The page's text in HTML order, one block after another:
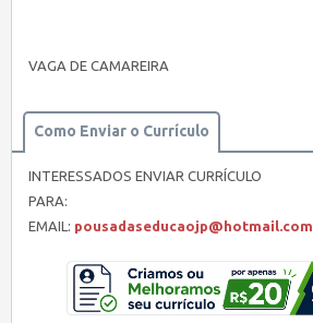
VAGA DE CAMAREIRA
Como Enviar o Currículo
INTERESSADOS ENVIAR CURRÍCULO
PARA:
EMAIL: pousadaseducaojp@hotmail.com